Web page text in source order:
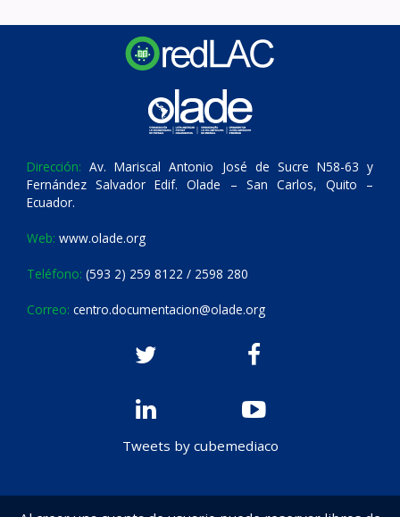
Dirección: Av. Mariscal Antonio José de Sucre N58-63 y
Fernández Salvador Edif. Olade – San Carlos, Quito –
Ecuador.
Web: www.olade.org
Teléfono: (593 2) 259 8122 / 2598 280
Correo: centro.documentacion@olade.org
Tweets by cubemediaco